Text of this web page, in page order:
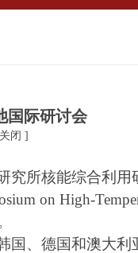
国际研讨会
关闭 ]
究所核能综合利用
on High-
国、德国和澳大